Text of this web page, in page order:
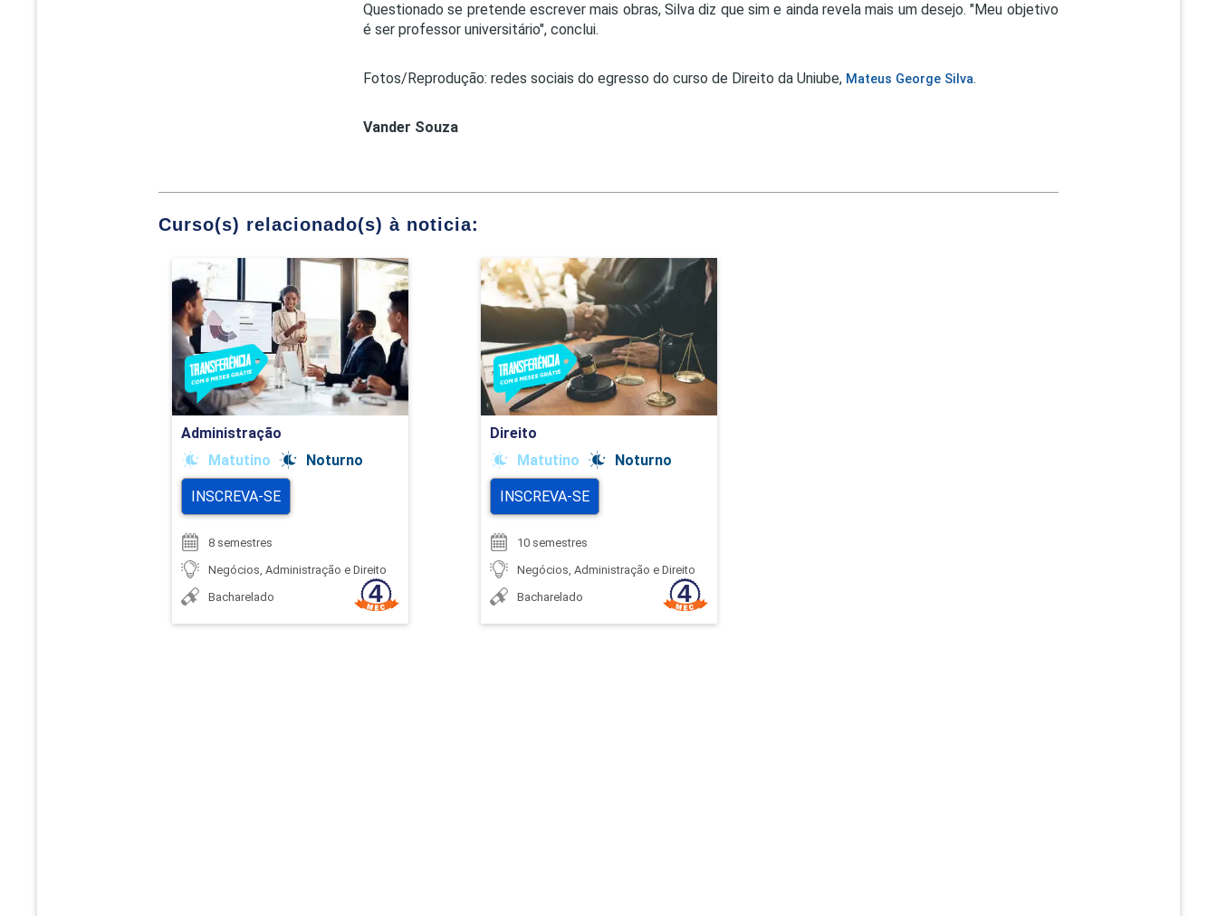
Questionado se pretende escrever mais obras, Silva diz que sim e ainda revela mais um desejo. "Meu objetivo
é ser professor universitário", conclui.
Fotos/Reprodução: redes sociais do egresso do curso de Direito da Uniube, Mateus George Silva.
Vander Souza
Curso(s) relacionado(s) à noticia:
Administração
Matutino
Noturno
INSCREVA-SE
8 semestres
Negócios, Administração e Direito
Bacharelado
Administração
Detalhes do curso
Ir para Inscrição
Direito
Matutino
Noturno
INSCREVA-SE
10 semestres
Negócios, Administração e Direito
Bacharelado
Direito
Detalhes do curso
Ir para Inscrição